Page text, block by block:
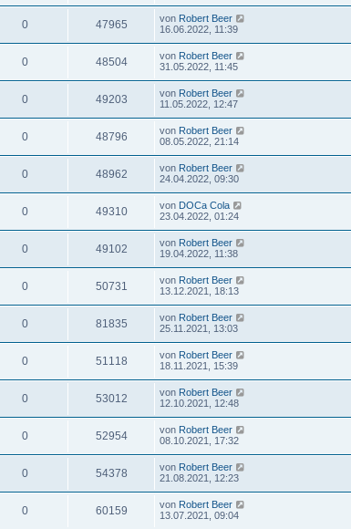
0 47965 von Robert Beer
16.06.2022, 11:39
0 48504 von Robert Beer
31.05.2022, 11:45
0 49203 von Robert Beer
11.05.2022, 12:47
0 48796 von Robert Beer
08.05.2022, 21:14
0 48962 von Robert Beer
24.04.2022, 09:30
0 49310 von DOCa Cola
23.04.2022, 01:24
0 49102 von Robert Beer
19.04.2022, 11:38
0 50731 von Robert Beer
13.12.2021, 18:13
0 81835 von Robert Beer
25.11.2021, 13:03
0 51118 von Robert Beer
18.11.2021, 15:39
0 53012 von Robert Beer
12.10.2021, 12:48
0 52954 von Robert Beer
08.10.2021, 17:32
0 54378 von Robert Beer
21.08.2021, 12:23
0 60159 von Robert Beer
13.07.2021, 09:04